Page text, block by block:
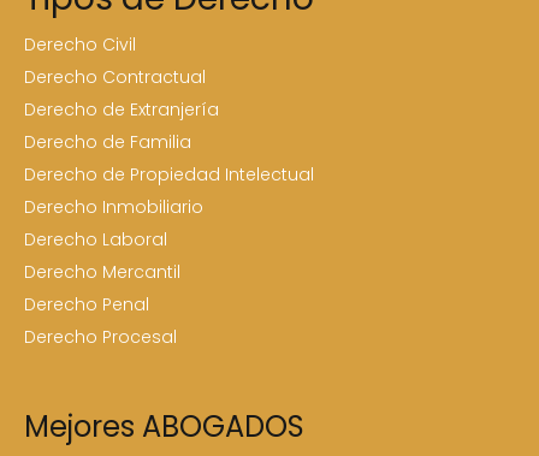
Derecho Civil
Derecho Contractual
Derecho de Extranjería
Derecho de Familia
Derecho de Propiedad Intelectual
Derecho Inmobiliario
Derecho Laboral
Derecho Mercantil
Derecho Penal
Derecho Procesal
Mejores ABOGADOS